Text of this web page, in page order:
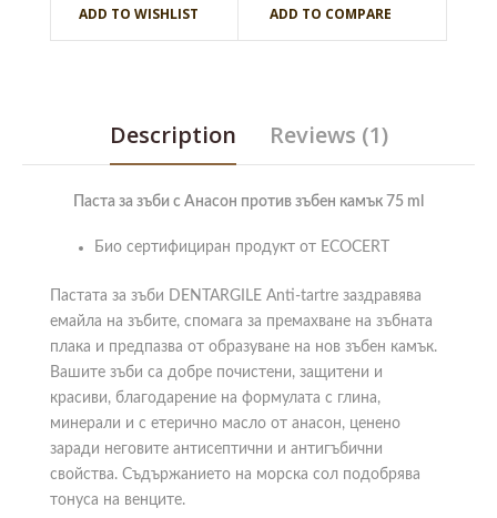
ADD TO WISHLIST ADD TO COMPARE
Description Reviews (1)
Паста за зъби с Анасон против зъбен камък 75 ml
Био сертифициран продукт от ECOCERT
Пастата за зъби DENTARGILE Anti-tartre заздравява
емайла на зъбите, спомага за премахване на зъбната
плака и предпазва от образуване на нов зъбен камък.
Вашите зъби са добре почистени, защитени и
красиви, благодарение на формулата с глина,
минерали и с етерично масло от анасон, ценено
заради неговите антисептични и антигъбични
свойства. Съдържанието на морска сол подобрява
тонуса на венците.